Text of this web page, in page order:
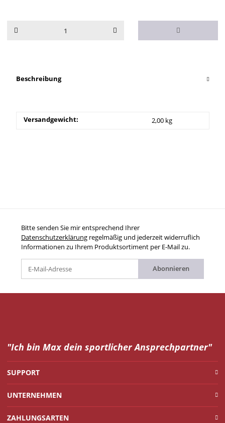
Beschreibung
Versandgewicht: 2,00 kg
Bitte senden Sie mir entsprechend Ihrer
Datenschutzerklärung regelmäßig und jederzeit widerruflich
Informationen zu Ihrem Produktsortiment per E-Mail zu.
Abonnieren
"Ich bin Max dein sportlicher Ansprechpartner"
SUPPORT
UNTERNEHMEN
ZAHLUNGSARTEN